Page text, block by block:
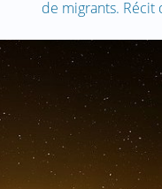
de migrants. Récit